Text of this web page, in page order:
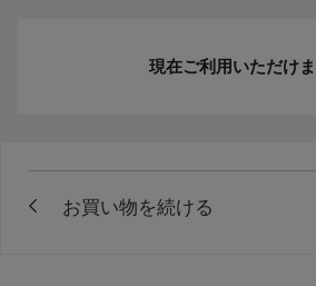
現在ご利用いただけ